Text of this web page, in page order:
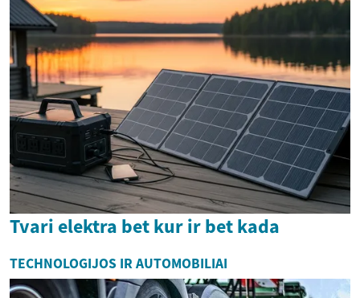
Tvari elektra bet kur ir bet kada
TECHNOLOGIJOS IR AUTOMOBILIAI